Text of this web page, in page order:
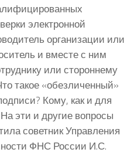
электронной
организации или
и вместе с ним
или стороннему
такое «обезличенный»
Кому, как и для
эти и другие вопросы
советник Управления
ФНС России И.С.